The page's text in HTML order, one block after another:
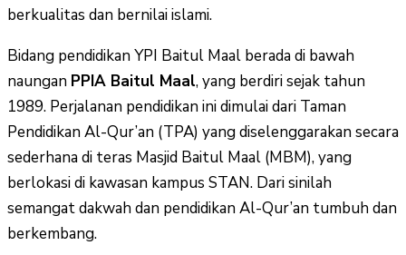
berkualitas dan bernilai islami.
Bidang pendidikan YPI Baitul Maal berada di bawah
naungan PPIA Baitul Maal, yang berdiri sejak tahun
1989. Perjalanan pendidikan ini dimulai dari Taman
Pendidikan Al-Qur’an (TPA) yang diselenggarakan secara
sederhana di teras Masjid Baitul Maal (MBM), yang
berlokasi di kawasan kampus STAN. Dari sinilah
semangat dakwah dan pendidikan Al-Qur’an tumbuh dan
berkembang.